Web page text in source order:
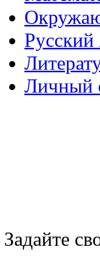
Русский
Личный
Задайте